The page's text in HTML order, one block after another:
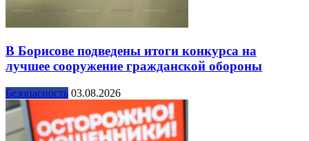
В Борисове подведены итоги конкурса на
лучшее сооружение гражданской обороны
Безопасность 03.08.2026